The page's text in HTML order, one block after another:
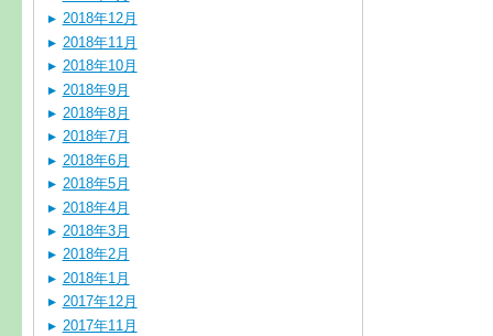
2018年12月
2018年11月
2018年10月
2018年9月
2018年8月
2018年7月
2018年6月
2018年5月
2018年4月
2018年3月
2018年2月
2018年1月
2017年12月
2017年11月